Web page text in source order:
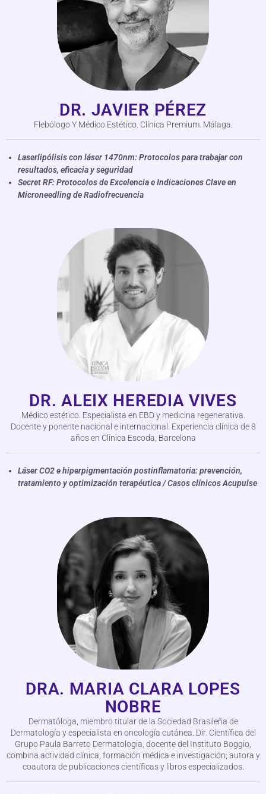
DR. JAVIER PÉREZ
Flebólogo Y Médico Estético. Clínica Premium. Málaga.
Laserlipólisis con láser 1470nm: Protocolos para trabajar con
resultados, eficacia y seguridad
Secret RF: Protocolos de Excelencia e Indicaciones Clave en
Microneedling de Radiofrecuencia
DR. ALEIX HEREDIA VIVES
Médico estético. Especialista en EBD y medicina regenerativa.
Docente y ponente nacional e internacional. Experiencia clínica de 8
años en Clínica Escoda, Barcelona
Láser CO2 e hiperpigmentación postinflamatoria: prevención,
tratamiento y optimización terapéutica / Casos clínicos Acupulse
DRA. MARIA CLARA LOPES
NOBRE
Dermatóloga, miembro titular de la Sociedad Brasileña de
Dermatología y especialista en oncología cutánea. Dir. Científica del
Grupo Paula Barreto Dermatologia, docente del Instituto Boggio,
combina actividad clínica, formación médica e investigación; autora y
coautora de publicaciones científicas y libros especializados.